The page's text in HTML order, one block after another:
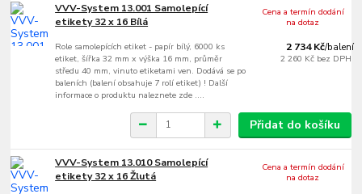
VVV-System 13.001 Samolepící
etikety 32 x 16 Bílá
Role samolepících etiket - papír bílý, 6000 ks
etiket, šířka 32 mm x výška 16 mm, průměr
středu 40 mm, vinuto etiketami ven. Dodává se po
baleních (balení obsahuje 7 rolí etiket) ! Další
informace o produktu naleznete zde ....
2 734 Kč/balení
2 260 Kč bez DPH
Cena a termín dodání
na dotaz
Přidat do košíku
VVV-System 13.010 Samolepící
etikety 32 x 16 Žlutá
Cena a termín dodání
na dotaz